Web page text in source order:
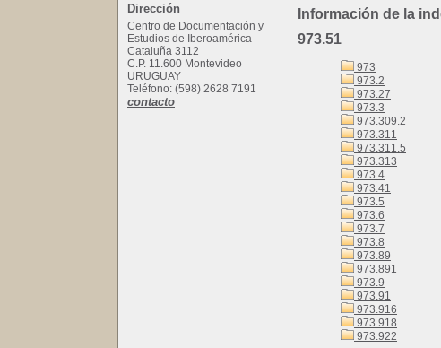
Información de la
973.51
973
973.2
973.27
973.3
973.309.2
973.311
973.311.5
973.313
973.4
973.41
973.5
973.6
973.7
973.8
973.89
973.891
973.9
973.91
973.916
973.918
973.922
Dirección
Centro de Documentación y
Estudios de Iberoamérica
Cataluña 3112
C.P. 11.600 Montevideo
URUGUAY
Teléfono: (598) 2628 7191
contacto